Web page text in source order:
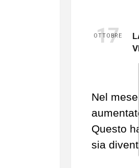
per il
17
OTTOBRE
Nel
Questo
sia